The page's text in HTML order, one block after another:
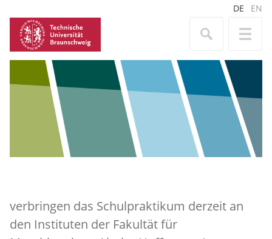
DE EN
verbringen das Schulpraktikum derzeit an
den Instituten der Fakultät für